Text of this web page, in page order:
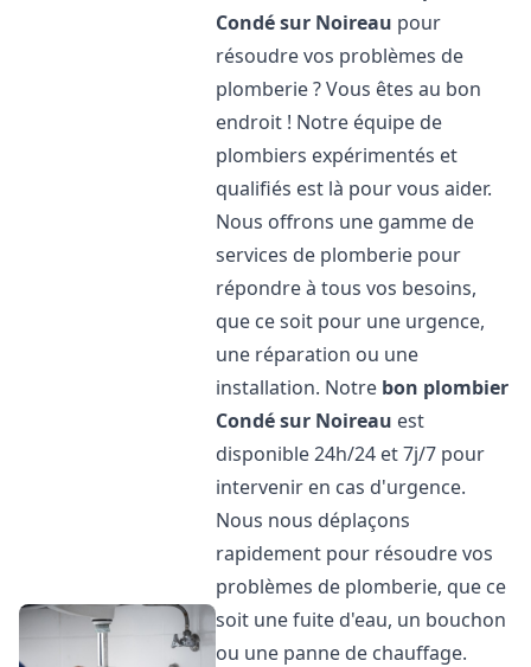
Condé sur Noireau pour
résoudre vos problèmes de
plomberie ? Vous êtes au bon
endroit ! Notre équipe de
plombiers expérimentés et
qualifiés est là pour vous aider.
Nous offrons une gamme de
services de plomberie pour
répondre à tous vos besoins,
que ce soit pour une urgence,
une réparation ou une
installation. Notre bon plombier
Condé sur Noireau est
disponible 24h/24 et 7j/7 pour
intervenir en cas d'urgence.
Nous nous déplaçons
rapidement pour résoudre vos
problèmes de plomberie, que ce
soit une fuite d'eau, un bouchon
ou une panne de chauffage.